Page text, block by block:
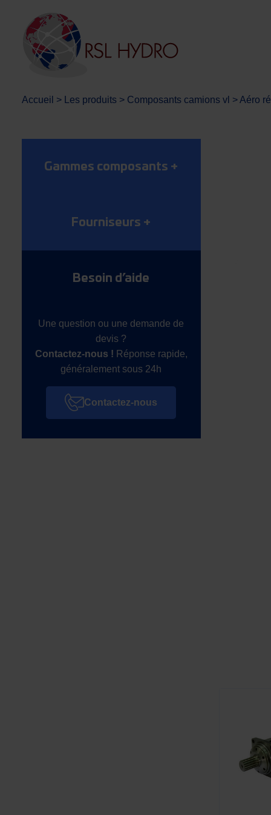
Accueil > Les produits > Composants camions vl >Aéro
Gammes composants +
Fourniseurs +
Besoin d’aide
Une question ou une demande de
devis ?
Contactez-nous ! Réponse rapide,
généralement sous 24h
Contactez-nous